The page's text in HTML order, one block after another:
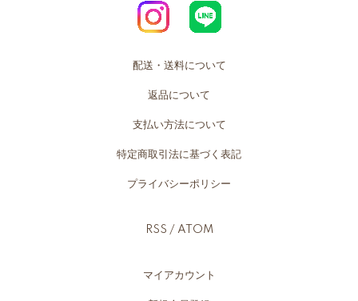
配送・送料について
返品について
支払い方法について
特定商取引法に基づく表記
プライバシーポリシー
RSS / ATOM
マイアカウント